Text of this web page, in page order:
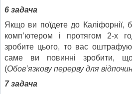
6 задача
Якщо ви поїдете до Каліфорнії,
комп’ютером і протягом 2-х
зробите цього, то вас
саме ви повинні зробити,
(Обов’язкову перерву для
7 задача